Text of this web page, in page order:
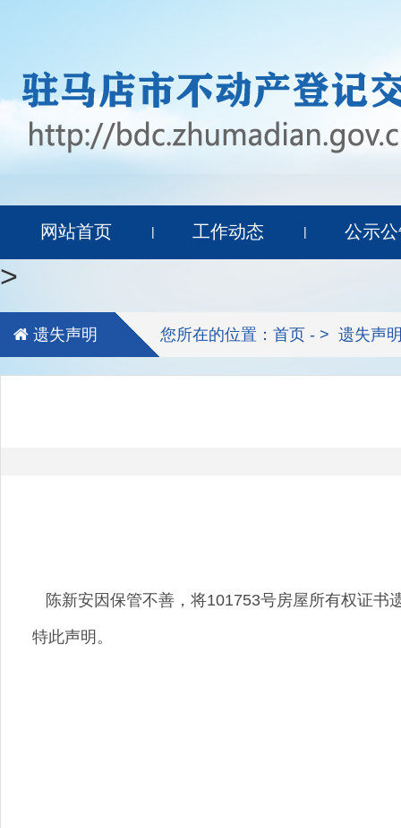
网站首页 | 工作动态 | 公示
>
遗失声明 您所在的位置：首页 - > 遗失声
陈新安因保管不善，将101753号房屋所有权证书遗
特此声明。